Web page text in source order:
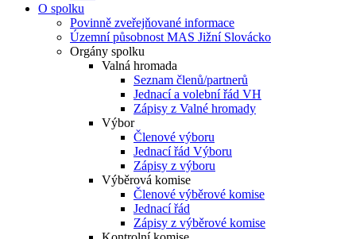
O spolku
Povinně zveřejňované informace
Územní působnost MAS Jižní Slovácko
Orgány spolku
Valná hromada
Seznam členů/partnerů
Jednací a volební řád VH
Zápisy z Valné hromady
Výbor
Členové výboru
Jednací řád Výboru
Zápisy z výboru
Výběrová komise
Členové výběrové komise
Jednací řád
Zápisy z výběrové komise